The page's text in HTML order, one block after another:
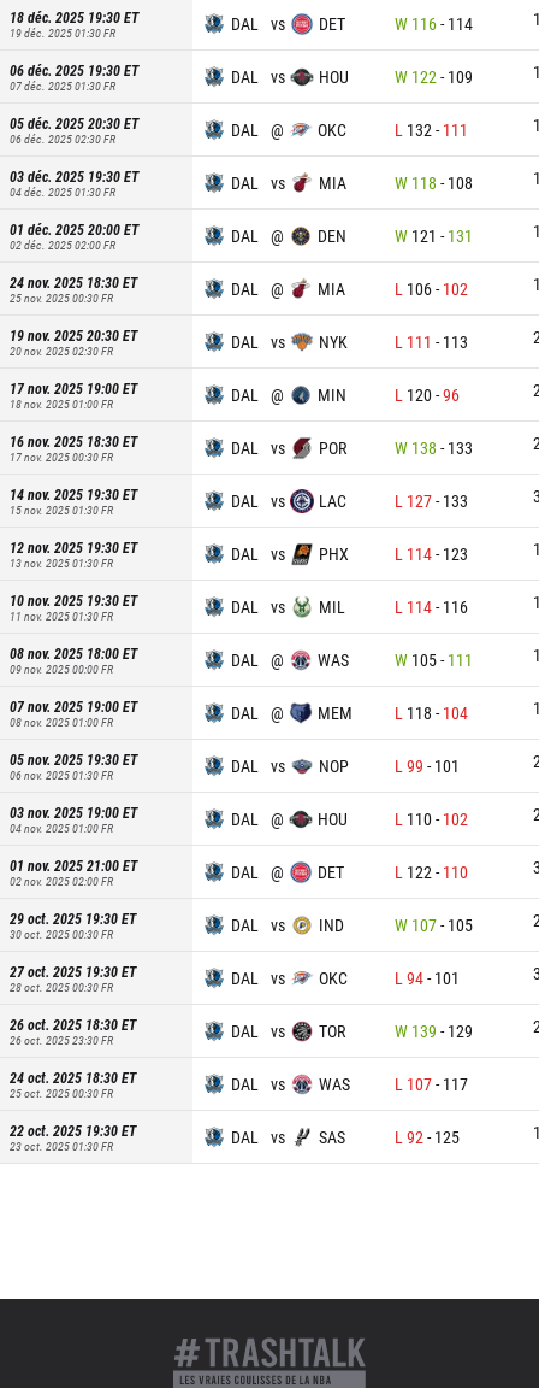
18 déc. 2025 19:30ET
19 déc. 2025 01:30FR DAL vs DET W 116- 114
06 déc. 2025 19:30ET
07 déc. 2025 01:30FR DAL vs HOU W 122 - 109
05 déc. 2025 20:30ET
06 déc. 2025 02:30FR DAL @ OKC L 132 - 111
03 déc. 2025 19:30ET
04 déc. 2025 01:30FR DAL vs MIA W 118 - 108
01 déc. 2025 20:00ET
02 déc. 2025 02:00FR DAL @ DEN W 121 - 131
24 nov. 2025 18:30ET
25 nov. 2025 00:30FR DAL @ MIA L 106- 102
19 nov. 2025 20:30ET
20 nov. 2025 02:30FR DAL vs NYK L 111 - 113
17 nov. 2025 19:00ET
18 nov. 2025 01:00FR DAL @ MIN L 120-96
16 nov. 2025 18:30ET
17 nov. 2025 00:30FR DAL vs POR W 138 - 133
14 nov. 2025 19:30ET
15 nov. 2025 01:30FR DAL vs LAC L 127- 133
12 nov. 2025 19:30ET
13 nov. 2025 01:30FR DAL vs PHX L 114- 123
10 nov. 2025 19:30ET
11 nov. 2025 01:30FR DAL vs MIL L 114- 116
08 nov. 2025 18:00ET
09 nov. 2025 00:00FR DAL @ WAS W 105- 111
07 nov. 2025 19:00ET
08 nov. 2025 01:00FR DAL @ MEM L 118 - 104
05 nov. 2025 19:30ET
06 nov. 2025 01:30FR DAL vs NOP L 99 - 101
03 nov. 2025 19:00ET
04 nov. 2025 01:00FR DAL @ HOU L 110- 102
01 nov. 2025 21:00ET
02 nov. 2025 02:00FR DAL @ DET L 122 - 110
29 oct. 2025 19:30ET
30 oct. 2025 00:30FR DAL vs IND W 107- 105
27 oct. 2025 19:30ET
28 oct. 2025 00:30FR DAL vs OKC L 94- 101
26 oct. 2025 18:30ET
26 oct. 2025 23:30FR DAL vs TOR W 139 - 129
24 oct. 2025 18:30ET
25 oct. 2025 00:30FR DAL vs WAS L 107- 117
22 oct. 2025 19:30ET
23 oct. 2025 01:30FR DAL vs SAS L 92 - 125